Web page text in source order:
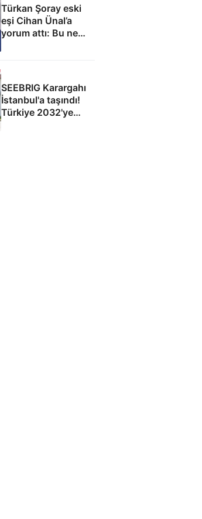
Türkan Şoray eski
eşi Cihan Ünal’a
yorum attı: Bu ne
SEEBRIG Karargahı
İstanbul'a taşındı!
Türkiye 2032'ye
kadar ev sahibi